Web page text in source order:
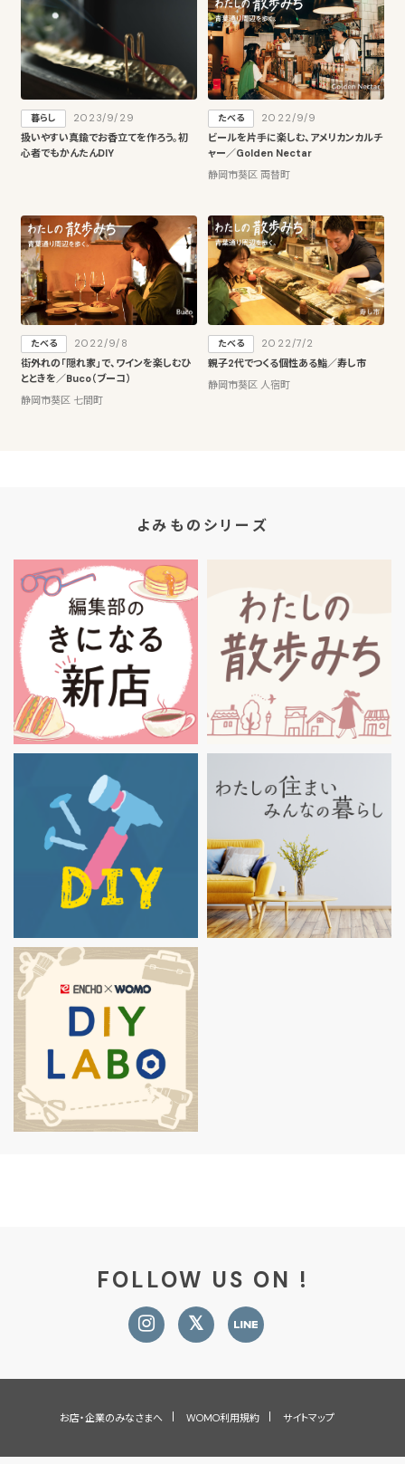
暮らし
2023/9/29
扱いやすい真鍮でお香立てを作ろう。初
心者でもかんたんDIY
たべる
2022/9/9
ビールを片手に楽しむ、アメリカンカルチ
ャー／Golden Nectar
静岡市葵区 両替町
たべる
2022/9/8
街外れの「隠れ家」で、ワインを楽しむひ
とときを／Buco（ブーコ）
静岡市葵区 七間町
たべる
2022/7/2
親子2代でつくる個性ある鮨／寿し市
静岡市葵区 人宿町
よみものシリーズ
FOLLOW US ON !
お店・企業のみなさまへ WOMO利用規約 サイトマップ